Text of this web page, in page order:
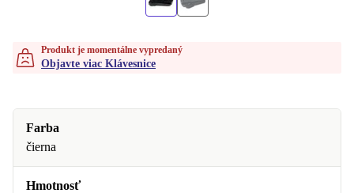
Produkt je momentálne vypredaný
Objavte viac Klávesnice
Farba
čierna
Hmotnosť